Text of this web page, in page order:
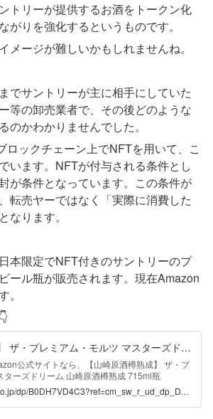
トリーが提供するお酒をトークン化
がりを強化するというものです。
メージが難しいかもしれませんね。
でサントリーが主に相手にしていた
等の卸売業者で、その後どのような
のかわかりませんでした。
ロックチェーン上でNFTを用いて、こ
います。NFTが付与される条件とし
が条件となっています。この条件が
転売ヤーではなく「実際に消費した
なります。
本限定でNFT付きのサントリーのプ
ール瓶が販売されます。現在Amazon
。
【山崎原酒樽熟成】 ザ・プレミアム・モルツ マスターズドリーム 山崎原酒樽熟成 715ml瓶 2024【お歳暮 お年賀 ビールギフト】 [サントリー ビール]
公式サイトなら、【山崎原酒樽熟成】 ザ・プ
ターズドリーム 山崎原酒樽熟成 715ml瓶
ールギフト】 [サントリー ビール]を 食品・飲
でもお安く。当日お急ぎ便対象商品は、当日お
配送商品は、通常送料無料。
https://www.amazon.co.jp/dp/B0DH7VD4C3?ref=cm_sw_r_ud_dp_DVJ5NKEP5YDFKJ3D41T2&ref_=cm_sw_r_ud_dp_DVJ5NKEP5YDFKJ3D41T2&social_share=cm_sw_r_ud_dp_DVJ5NKEP5YDFKJ3D41T2&skipTwisterOG=1